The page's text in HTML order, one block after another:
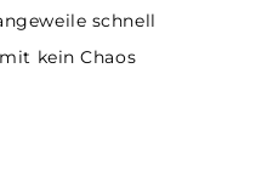
schnell
kein Chaos